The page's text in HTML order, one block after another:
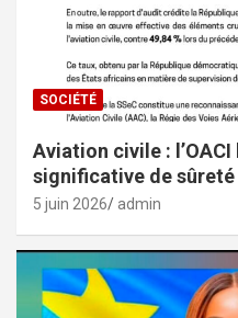
SOCIÉTÉ
Aviation civile :
significative de sûreté
5 juin 2026 admin